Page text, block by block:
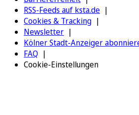
RSS-Feeds auf ksta.de
Cookies & Tracking
Newsletter
Kölner Stadt-Anzeiger
FAQ
Cookie-Einstellungen